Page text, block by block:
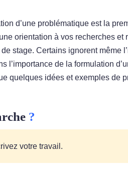
d’une problématique est la
orientation à vos recherches et
stage. Certains ignorent même
l’importance de la formulation
quelques idées et exemples de
?
votre travail.